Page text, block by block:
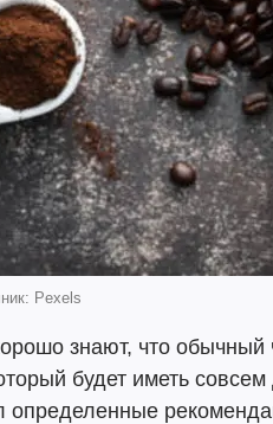
Pexels
знают, что обычный
будет иметь совсем
определенные